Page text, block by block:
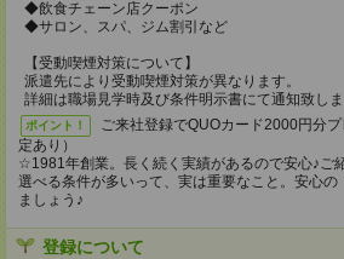
◆飲食チェーン店クーポン
◆サロン、スパ、ジム割引など
【受動喫煙対策について】
派遣先により受動喫煙対策が異なります。
詳細は職場見学時及び条件明示書にて通知致しま
ポイント！
ご来社登録でQUOカード2000円分
定あり）
☆1981年創業。長く続く実績があるので安心♪ご
選べる条件が多いって、実は重要なこと。安心の
ましょう♪
登録について